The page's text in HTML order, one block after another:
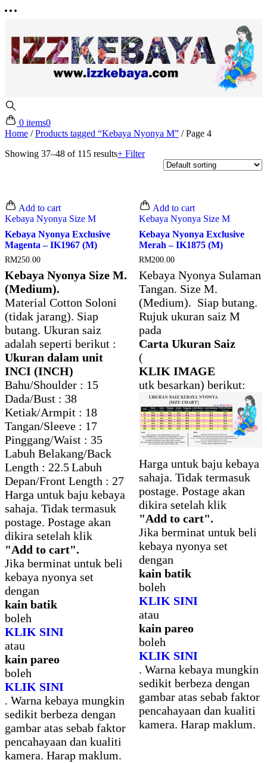
0 items0
Home /Products tagged “Kebaya Nyonya M” /Page 4
Showing 37–48 of 115 results+ Filter
Add to cart
Kebaya Nyonya Size M
Kebaya Nyonya Exclusive
Magenta – IK1967 (M)
RM250.00
Kebaya Nyonya Size M.
(Medium).
Material Cotton Soloni
(tidak jarang). Siap
butang. Ukuran saiz
adalah seperti berikut :
Ukuran dalam unit
INCI (INCH)
Bahu/Shoulder : 15
Dada/Bust : 38
Ketiak/Armpit : 18
Tangan/Sleeve : 17
Pinggang/Waist : 35
Labuh Belakang/Back
Length : 22.5Labuh
Depan/Front Length : 27
Harga untuk baju kebaya
sahaja. Tidak termasuk
postage. Postage akan
dikira setelah klik
"Add to cart".
Jika berminat untuk beli
kebaya nyonya set
dengan
kain batik
boleh
KLIK SINI
atau
kain pareo
boleh
KLIK SINI
. Warna kebaya mungkin
sedikit berbeza dengan
gambar atas sebab faktor
pencahayaan dan kualiti
kamera. Harap maklum.
Add to cart
Kebaya Nyonya Size M
Kebaya Nyonya Exclusive
Merah – IK1875 (M)
RM200.00
Kebaya Nyonya Sulaman
Tangan. Size M.
(Medium). Siap butang.
Rujuk ukuran saiz M
pada
Carta Ukuran Saiz
(
KLIK IMAGE
utk besarkan) berikut:
Harga untuk baju kebaya
sahaja. Tidak termasuk
postage. Postage akan
dikira setelah klik
"Add to cart".
Jika berminat untuk beli
kebaya nyonya set
dengan
kain batik
boleh
KLIK SINI
atau
kain pareo
boleh
KLIK SINI
. Warna kebaya mungkin
sedikit berbeza dengan
gambar atas sebab faktor
pencahayaan dan kualiti
kamera. Harap maklum.